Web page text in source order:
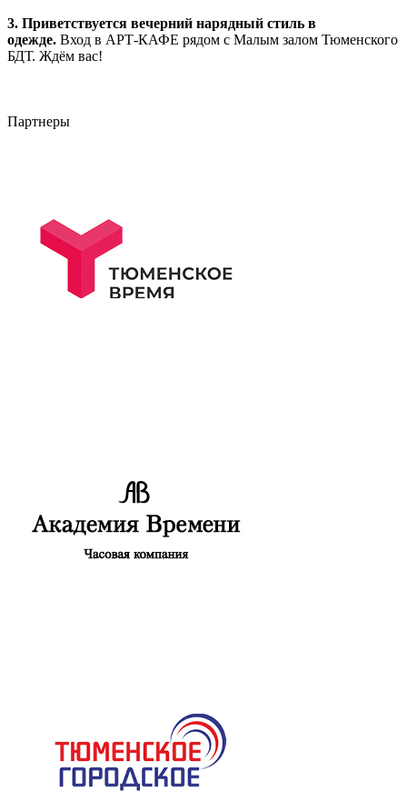
3. Приветствуется вечерний нарядный стиль в
одежде. Вход в АРТ-КАФЕ рядом с Малым залом Тюменского
БДТ. Ждём вас!
Партнеры